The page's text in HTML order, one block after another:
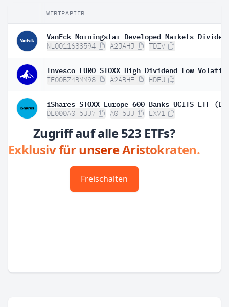
WERTPAPIER
NL0011683594 A2JAHJ TDIV
IE00BZ4BMM98 A2ABHF HDEU
iShares STOXX Europe 600 Banks UCITS ETF
DE000A0F5UJ7 A0F5UJ EXV1
Zugriff auf alle 523 ETFs?
Exklusiv für unsere Aristokraten.
Freischalten